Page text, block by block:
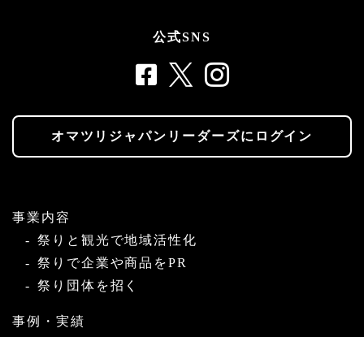
公式SNS
オマツリジャパンリーダーズにログイン
事業内容
祭りと観光で地域活性化
祭りで企業や商品をPR
祭り団体を招く
事例・実績